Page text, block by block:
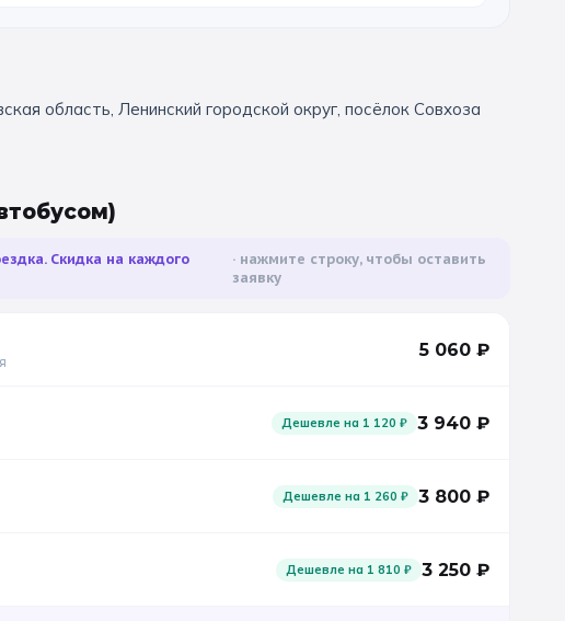
область, Ленинский городской округ, посёлок Совхоза
Скидка на каждого
нажмите строку, чтобы оставить
заявку
5 060 ₽
Дешевле на 1 120 ₽ 3 940 ₽
Дешевле на 1 260 ₽ 3 800 ₽
Дешевле на 1 810 ₽ 3 250 ₽